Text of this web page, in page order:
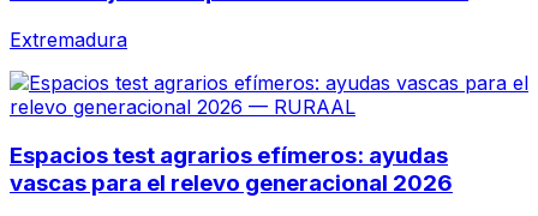
Extremadura
Espacios test agrarios efímeros: ayudas
vascas para el relevo generacional 2026